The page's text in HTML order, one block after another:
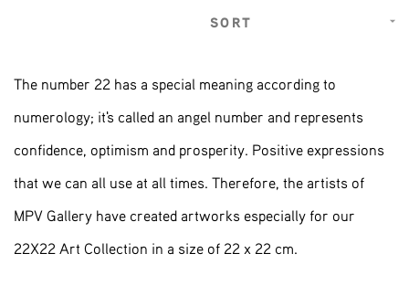
SORT
The number 22 has a special meaning according to
numerology; it's called an angel number and represents
confidence, optimism and prosperity. Positive expressions
that we can all use at all times. Therefore, the artists of
MPV Gallery have created artworks especially for our
22X22 Art Collection in a size of 22 x 22 cm.